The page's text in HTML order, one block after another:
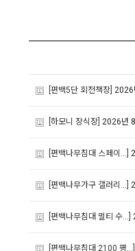
[편백5단 회전책장] 2026
[하모니 장식장] 2026년
[편백나무침대 스페이...]
[편백나무가구 갤러리...]
[편백나무침대 멀티 수...]
[편백나무침대 2100 평...]